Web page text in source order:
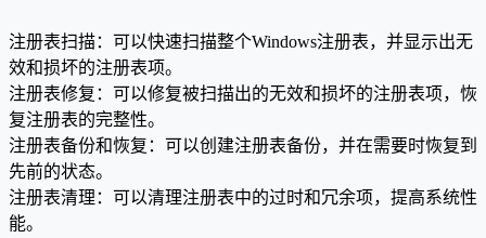
注册表扫描：可以快速扫描整个Windows注册表，并显示出无
效和损坏的注册表项。
注册表修复：可以修复被扫描出的无效和损坏的注册表项，恢
复注册表的完整性。
注册表备份和恢复：可以创建注册表备份，并在需要时恢复到
先前的状态。
注册表清理：可以清理注册表中的过时和冗余项，提高系统性
能。